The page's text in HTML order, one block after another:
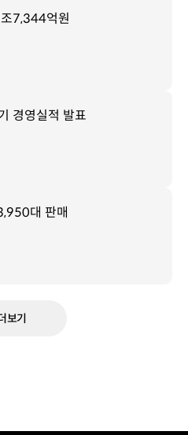
7,344억원
경영실적 발표
대 판매
보기